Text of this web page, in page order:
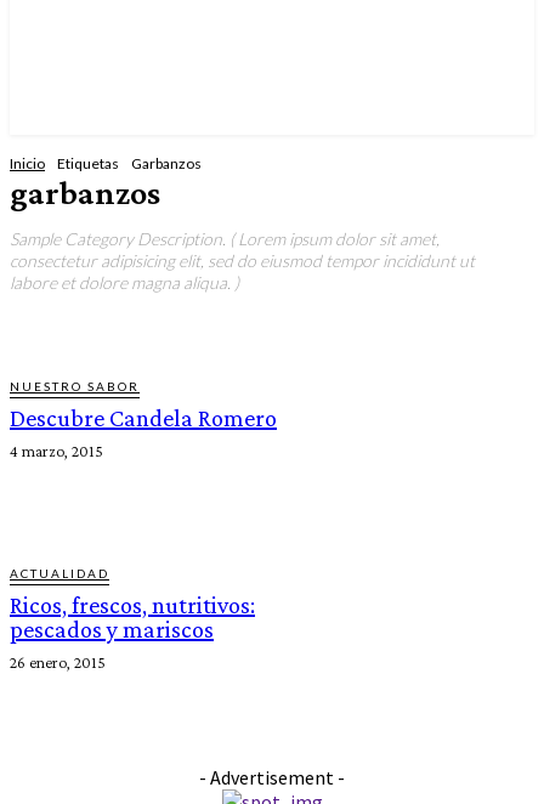
Inicio Etiquetas Garbanzos
garbanzos
Sample Category Description. ( Lorem ipsum dolor sit amet,
consectetur adipisicing elit, sed do eiusmod tempor incididunt ut
labore et dolore magna aliqua. )
NUESTRO SABOR
Descubre Candela Romero
4 marzo, 2015
ACTUALIDAD
Ricos, frescos, nutritivos:
pescados y mariscos
26 enero, 2015
- Advertisement -